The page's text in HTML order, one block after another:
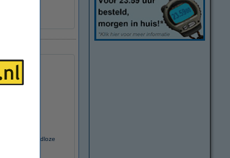
Sense+ Draadloze